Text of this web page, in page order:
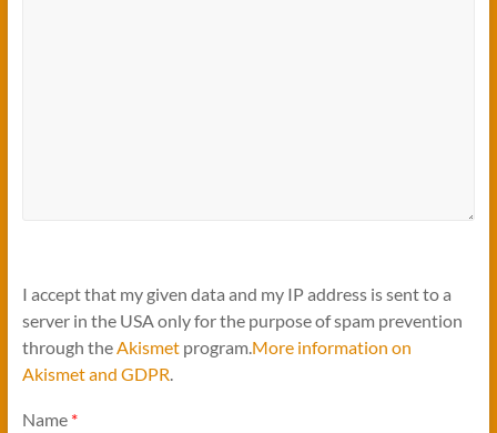
I accept that my given data and my IP address is sent to a
server in the USA only for the purpose of spam prevention
through the Akismetprogram. More information on
Akismet and GDPR
Name *